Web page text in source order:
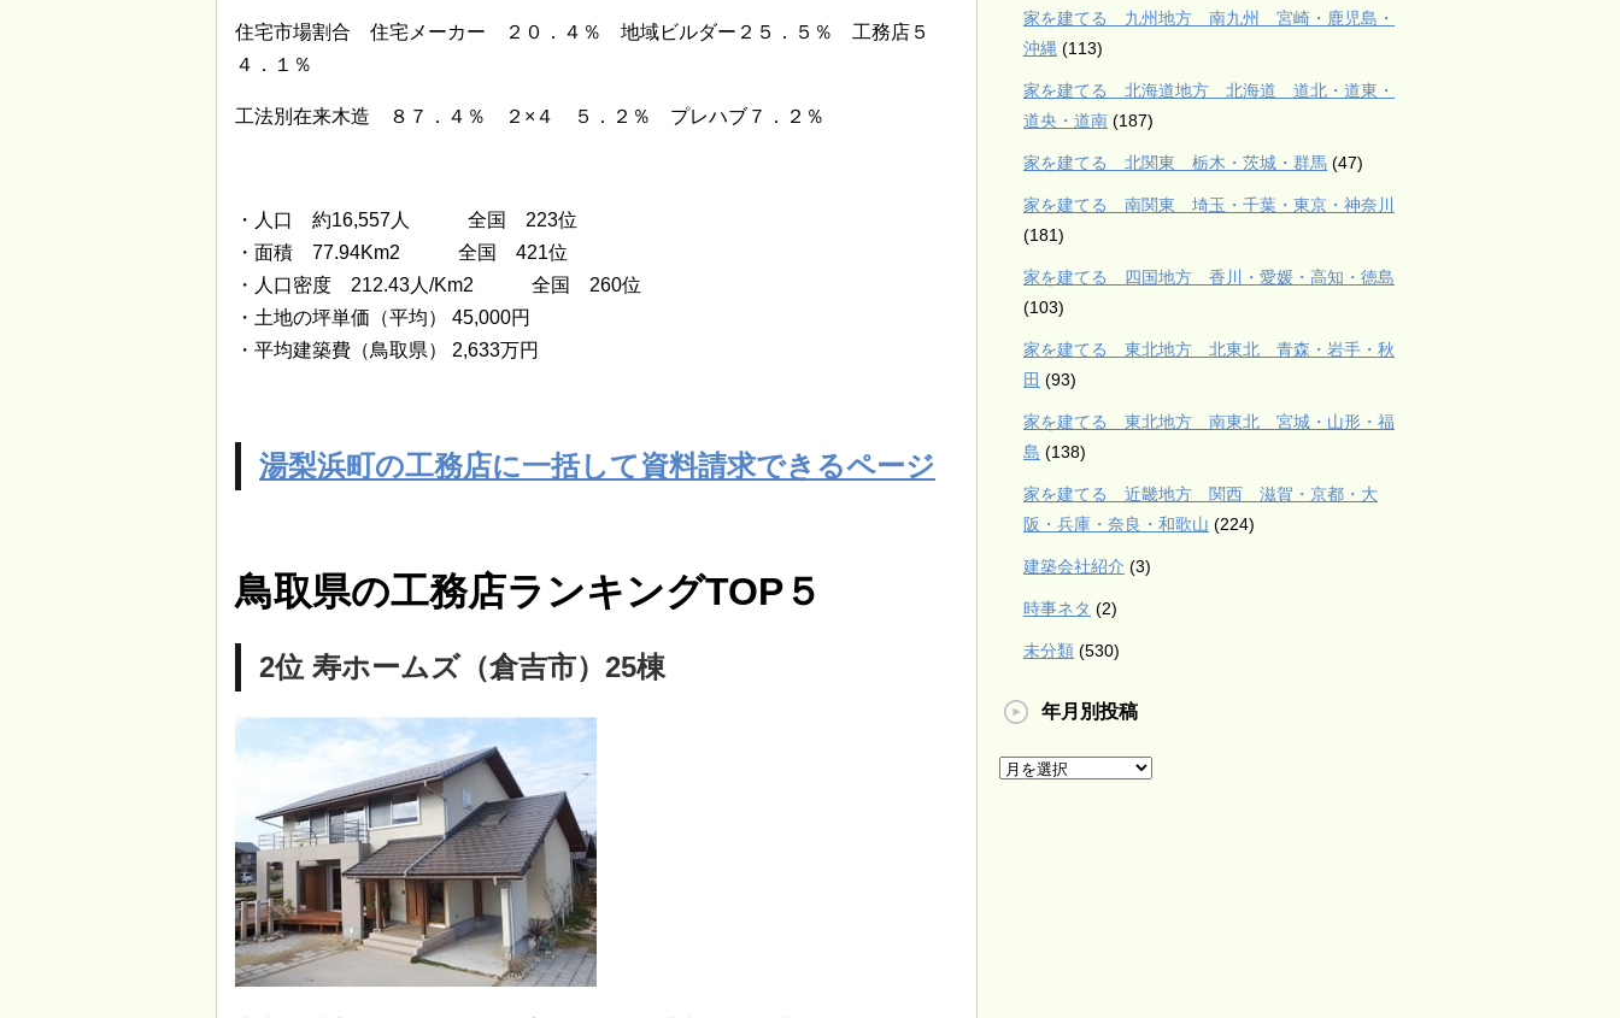
住宅市場割合 住宅メーカー ２０．４％ 地域ビルダー２５．５％ 工務店５
４．１％
工法別在来木造 ８７．４％ ２×４ ５．２％ プレハブ７．２％
・人口 約16,557人 全国 223位
・面積 77.94Km2 全国 421位
・人口密度 212.43人/Km2 全国 260位
・土地の坪単価（平均） 45,000円
・平均建築費（鳥取県） 2,633万円
湯梨浜町の工務店に一括して資料請求できるページ
鳥取県の工務店ランキングTOP５
2位 寿ホームズ（倉吉市）25棟
家を建てる 九州地方 南九州 宮崎・鹿児島・
沖縄 (113)
家を建てる 北海道地方 北海道 道北・道東・
道央・道南 (187)
家を建てる 北関東 栃木・茨城・群馬 (47)
家を建てる 南関東 埼玉・千葉・東京・神奈川
(181)
家を建てる 四国地方 香川・愛媛・高知・徳島
(103)
家を建てる 東北地方 北東北 青森・岩手・秋
田 (93)
家を建てる 東北地方 南東北 宮城・山形・福
島 (138)
家を建てる 近畿地方 関西 滋賀・京都・大
阪・兵庫・奈良・和歌山 (224)
建築会社紹介 (3)
時事ネタ (2)
未分類 (530)
年月別投稿